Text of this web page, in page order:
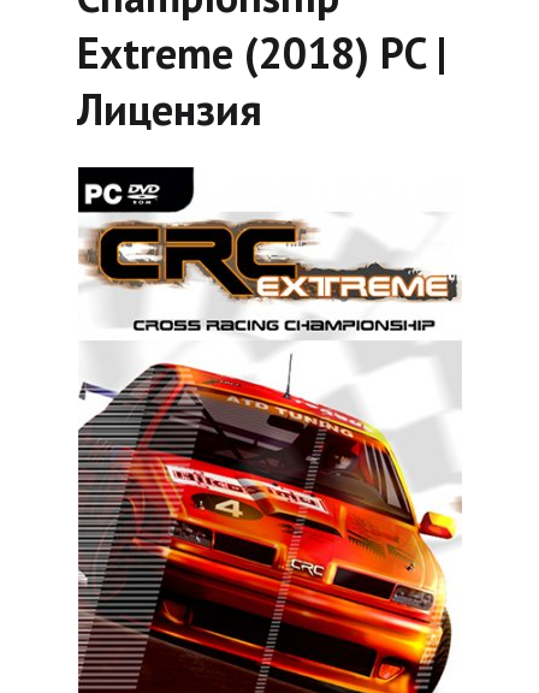
Extreme (2018) PC |
Лицензия